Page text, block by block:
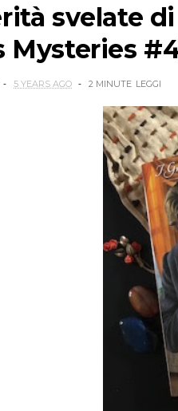
svelate
Mysteries
5 YEARS AGO 2 MINUTE LEGGI